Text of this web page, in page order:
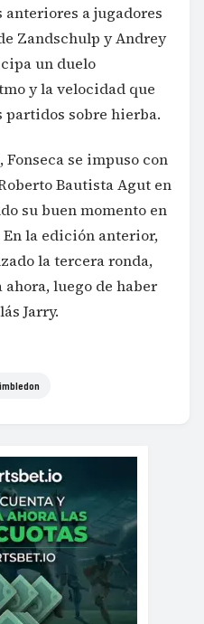
a jugadores
Zandschulp y Andrey
un duelo
y la velocidad que
sobre hierba.
se impuso con
Bautista Agut en
su buen momento en
la edición anterior,
la tercera ronda,
luego de haber
Jarry.